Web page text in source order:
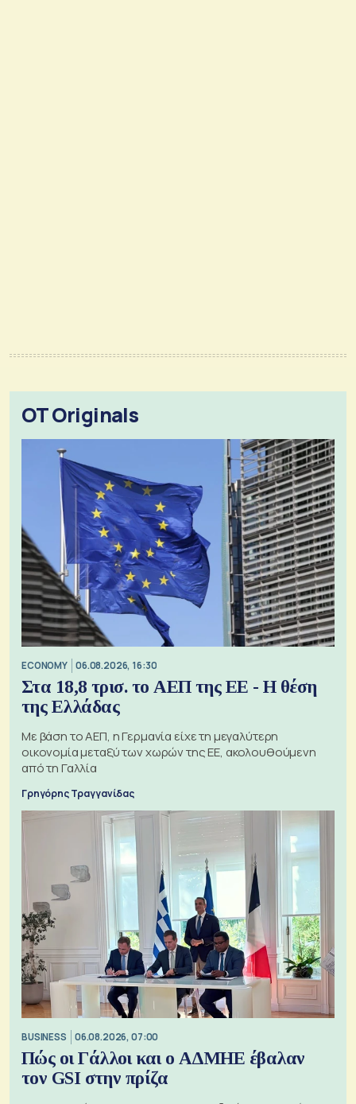
OT Originals
ECONOMY 06.08.2026, 16:30
Στα 18,8 τρισ. το ΑΕΠ της ΕΕ - Η θέση
της Ελλάδας
Με βάση το ΑΕΠ, η Γερμανία είχε τη μεγαλύτερη
οικονομία μεταξύ των χωρών της ΕΕ, ακολουθούμενη
από τη Γαλλία
Γρηγόρης Τραγγανίδας
BUSINESS 06.08.2026, 07:00
Πώς οι Γάλλοι και ο ΑΔΜΗΕ έβαλαν
τον GSI στην πρίζα